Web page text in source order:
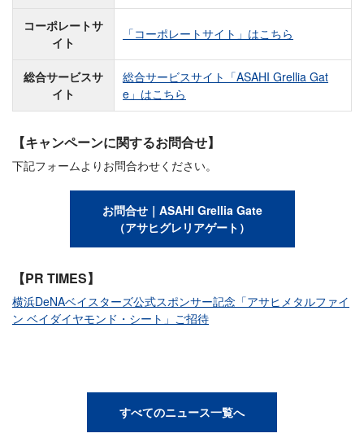
コーポレートサ
イト
「コーポレートサイト」はこちら
総合サービスサ
イト
総合サービスサイト「ASAHI Grellia Gat
e」はこちら
【キャンペーンに関するお問合せ】
下記フォームよりお問合わせください。
お問合せ｜ASAHI Grellia Gate
（アサヒグレリアゲート）
【PR TIMES】
横浜DeNAベイスターズ公式スポンサー記念「アサヒメタルファイ
ン ベイダイヤモンド・シート」ご招待
すべてのニュース一覧へ